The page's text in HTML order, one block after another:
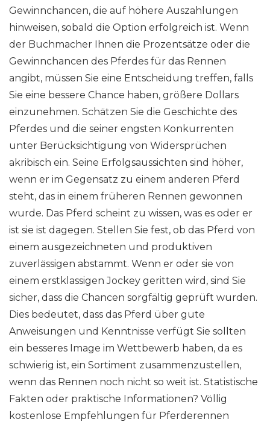
Gewinnchancen, die auf höhere Auszahlungen
hinweisen, sobald die Option erfolgreich ist. Wenn
der Buchmacher Ihnen die Prozentsätze oder die
Gewinnchancen des Pferdes für das Rennen
angibt, müssen Sie eine Entscheidung treffen, falls
Sie eine bessere Chance haben, größere Dollars
einzunehmen. Schätzen Sie die Geschichte des
Pferdes und die seiner engsten Konkurrenten
unter Berücksichtigung von Widersprüchen
akribisch ein. Seine Erfolgsaussichten sind höher,
wenn er im Gegensatz zu einem anderen Pferd
steht, das in einem früheren Rennen gewonnen
wurde. Das Pferd scheint zu wissen, was es oder er
ist sie ist dagegen. Stellen Sie fest, ob das Pferd von
einem ausgezeichneten und produktiven
zuverlässigen abstammt. Wenn er oder sie von
einem erstklassigen Jockey geritten wird, sind Sie
sicher, dass die Chancen sorgfältig geprüft wurden.
Dies bedeutet, dass das Pferd über gute
Anweisungen und Kenntnisse verfügt Sie sollten
ein besseres Image im Wettbewerb haben, da es
schwierig ist, ein Sortiment zusammenzustellen,
wenn das Rennen noch nicht so weit ist. Statistische
Fakten oder praktische Informationen? Völlig
kostenlose Empfehlungen für Pferderennen